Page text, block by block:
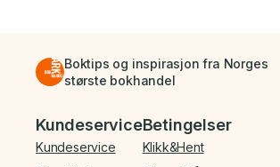
Boktips og inspirasjon fra Norges
største bokhandel
Bunnmeny
Kundeservice
Kundeservice
Betingelser
Klikk&Hent